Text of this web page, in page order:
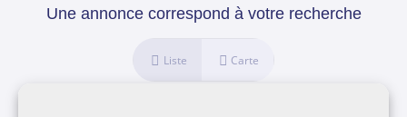
Une annonce correspond à votre recherche
Liste Carte